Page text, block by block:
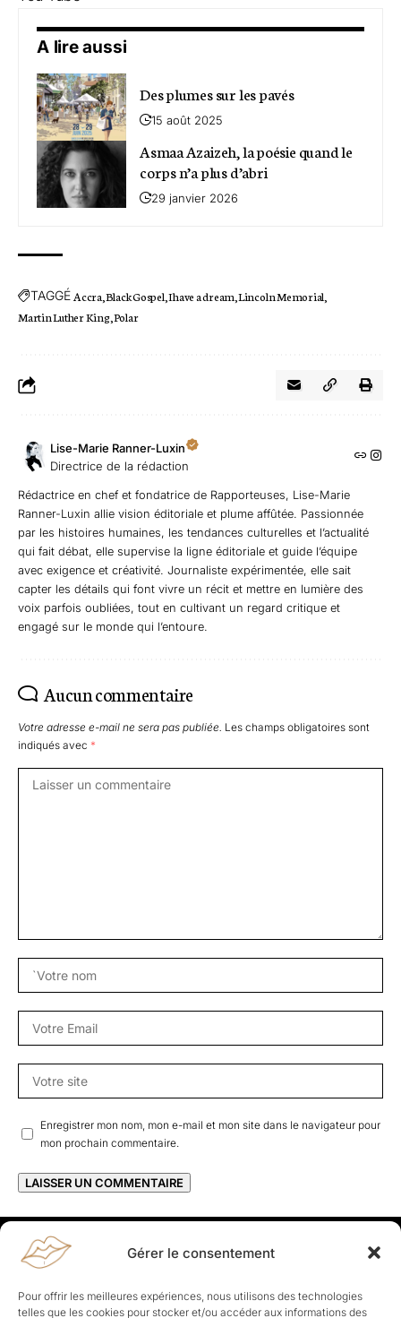
Gérer le consentement
Pour offrir les meilleures expériences, nous utilisons des technologies
telles que les cookies pour stocker et/ou accéder aux informations des
A lire aussi
Des plumes sur les pavés
15 août 2025
Asmaa Azaizeh, la poésie quand le
corps n’a plus d’abri
29 janvier 2026
TAGGÉ Accra Black Gospel I have a dream Lincoln Memorial
Martin Luther King Polar
Lise-Marie Ranner-Luxin
Directrice de la rédaction
Rédactrice en chef et fondatrice de Rapporteuses, Lise-Marie
Ranner-Luxin allie vision éditoriale et plume affûtée. Passionnée
par les histoires humaines, les tendances culturelles et l’actualité
qui fait débat, elle supervise la ligne éditoriale et guide l’équipe
avec exigence et créativité. Journaliste expérimentée, elle sait
capter les détails qui font vivre un récit et mettre en lumière des
voix parfois oubliées, tout en cultivant un regard critique et
engagé sur le monde qui l’entoure.
Aucun commentaire
Votre adresse e-mail ne sera pas publiée. Les champs obligatoires sont
indiqués avec *
Enregistrer mon nom, mon e-mail et mon site dans le navigateur pour
mon prochain commentaire.
Rapporteuses
À propos de Rapporteuses :Rapporteuses, c’est l’histoire de
Parisiennes, bien dans leurs baskets qui aiment rapporter ce qui leur